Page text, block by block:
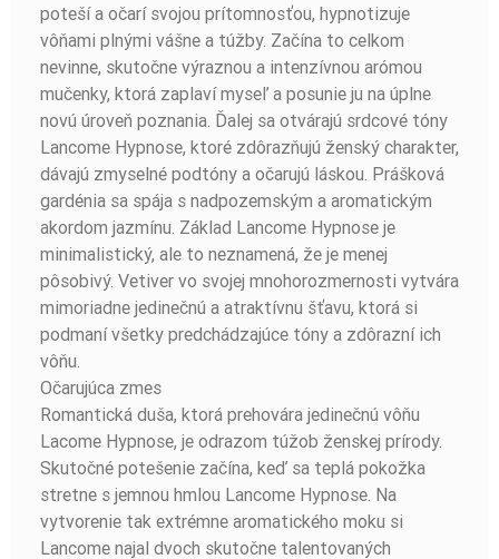
poteší a očarí svojou prítomnosťou, hypnotizuje
vôňami plnými vášne a túžby. Začína to celkom
nevinne, skutočne výraznou a intenzívnou arómou
mučenky, ktorá zaplaví myseľ a posunie ju na úplne
novú úroveň poznania. Ďalej sa otvárajú srdcové tóny
Lancome Hypnose, ktoré zdôrazňujú ženský charakter,
dávajú zmyselné podtóny a očarujú láskou. Prášková
gardénia sa spája s nadpozemským a aromatickým
akordom jazmínu. Základ Lancome Hypnose je
minimalistický, ale to neznamená, že je menej
pôsobivý. Vetiver vo svojej mnohorozmernosti vytvára
mimoriadne jedinečnú a atraktívnu šťavu, ktorá si
podmaní všetky predchádzajúce tóny a zdôrazní ich
vôňu.
Očarujúca zmes
Romantická duša, ktorá prehovára jedinečnú vôňu
Lacome Hypnose, je odrazom túžob ženskej prírody.
Skutočné potešenie začína, keď sa teplá pokožka
stretne s jemnou hmlou Lancome Hypnose. Na
vytvorenie tak extrémne aromatického moku si
Lancome najal dvoch skutočne talentovaných